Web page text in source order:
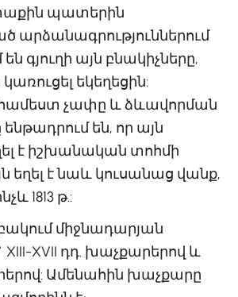
պատերին
արձանագրություններում
գյուղի այն բնակիչները,
կառուցել եկեղեցին:
չափը և ձևավորման
են, որ այն
է իշխանական տոհմի
եղել է նաև կուսանաց վանք,
1813 թ.:
միջնադարյան
XIII-XVII դդ. խաչքարերով և
Ամենահին խաչքարը